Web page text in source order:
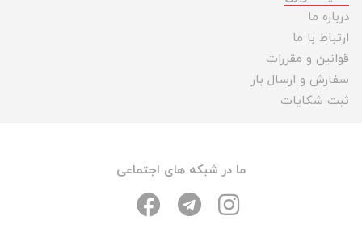
درباره ما
ارتباط با ما
قوانین و مقررات
سفارش و ارسال بار
ثبت شکایات
ما در شبکه های اجتماعی